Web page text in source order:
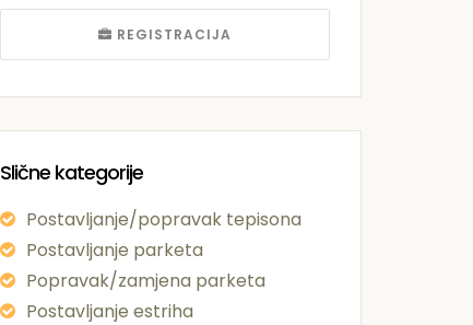
REGISTRACIJA
Slične kategorije
Postavljanje/popravak tepisona
Postavljanje parketa
Popravak/zamjena parketa
Postavljanje estriha